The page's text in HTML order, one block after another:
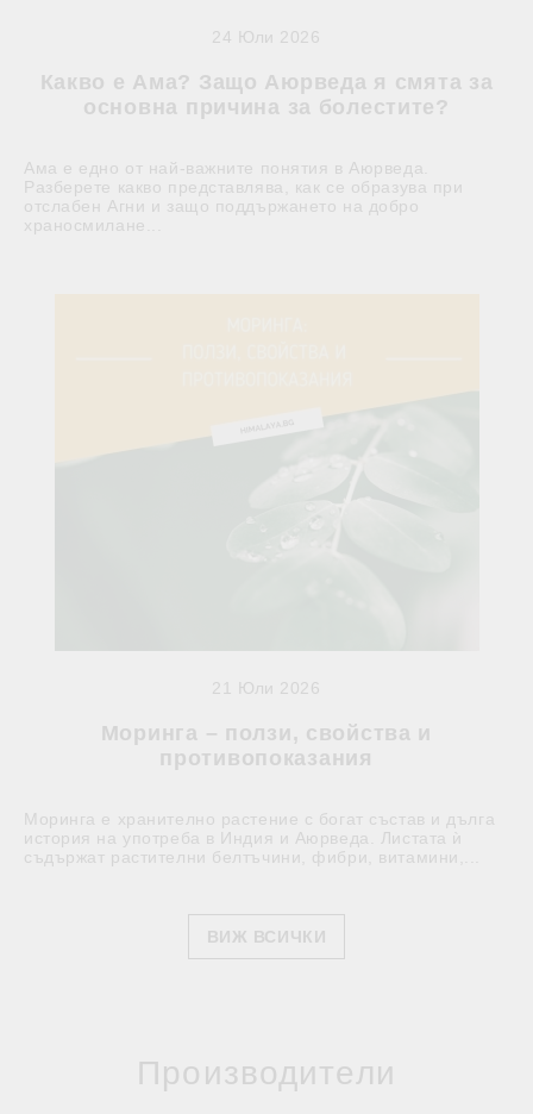
Какво е Ама? Защо Аюрведа я смята за
основна причина за болестите?
24 Юли 2026
Ама е едно от най-важните понятия в Аюрведа.
Разберете какво представлява, как се образува при
отслабен Агни и защо поддържането на добро
храносмилане...
Моринга – ползи, свойства и
противопоказания
21 Юли 2026
Моринга е хранително растение с богат състав и дълга
история на употреба в Индия и Аюрведа. Листата ѝ
съдържат растителни белтъчини, фибри, витамини,...
ВИЖ ВСИЧКИ
Производители